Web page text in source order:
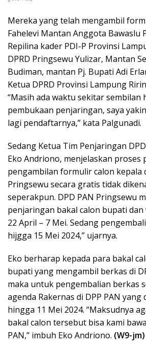
Mereka yang telah mengambil
Fahelevi Mantan Anggota Bawaslu
Repilina kader PDI-P Provinsi
DPRD Pringsewu Yulizar, Mantan
Budiman, mantan Pj. Bupati Adi
Ketua DPRD Provinsi Lampung
“Masih ada waktu sekitar sembilan
pembukaan penjaringan, saya
lagi pendaftarnya,” kata Palgunadi.
Sedang Ketua Tim Penjaringan
Eko Andriono, menjelaskan proses
pengambilan formulir calon kepala
Pringsewu secara gratis tidak
seperakpun. DPD PAN Pringsewu
penjaringan bakal calon bupati
22 April – 7 Mei. Sedang
hijgga 15 Mei 2024,” ujarnya.
Eko berharap kepada para bakal
bupati yang mengambil berkas di
maka untuk pengembalian berkas
agenda Rakernas di DPP PAN yang
hingga 11 Mei 2024. “Maksudnya
bakal calon tersebut bisa kami
PAN,” imbuh Eko Andriono. (W9-jm)